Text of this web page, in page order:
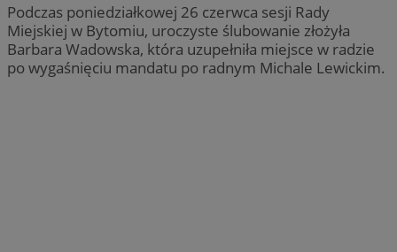
Podczas poniedziałkowej 26 czerwca sesji Rady
Miejskiej w Bytomiu, uroczyste ślubowanie złożyła
Barbara Wadowska, która uzupełniła miejsce w radzie
po wygaśnięciu mandatu po radnym Michale Lewickim.